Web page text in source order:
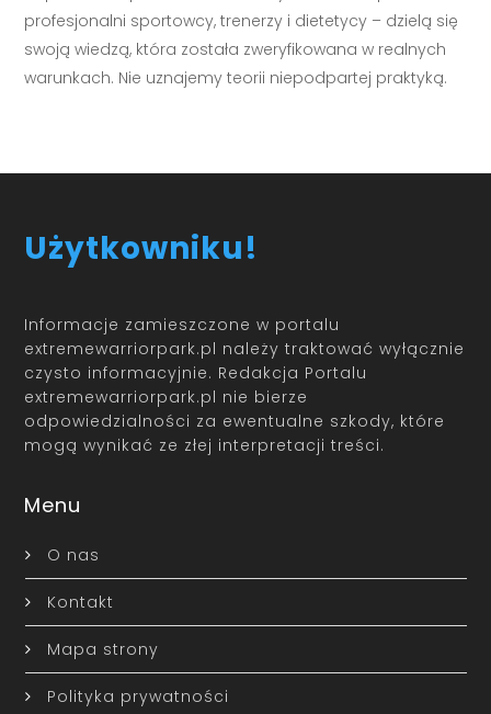
profesjonalni sportowcy, trenerzy i dietetycy – dzielą się
swoją wiedzą, która została zweryfikowana w realnych
warunkach. Nie uznajemy teorii niepodpartej praktyką.
Użytkowniku!
Informacje zamieszczone w portalu
extremewarriorpark.pl należy traktować wyłącznie
czysto informacyjnie. Redakcja Portalu
extremewarriorpark.pl nie bierze
odpowiedzialności za ewentualne szkody, które
mogą wynikać ze złej interpretacji treści.
Menu
O nas
Kontakt
Mapa strony
Polityka prywatności